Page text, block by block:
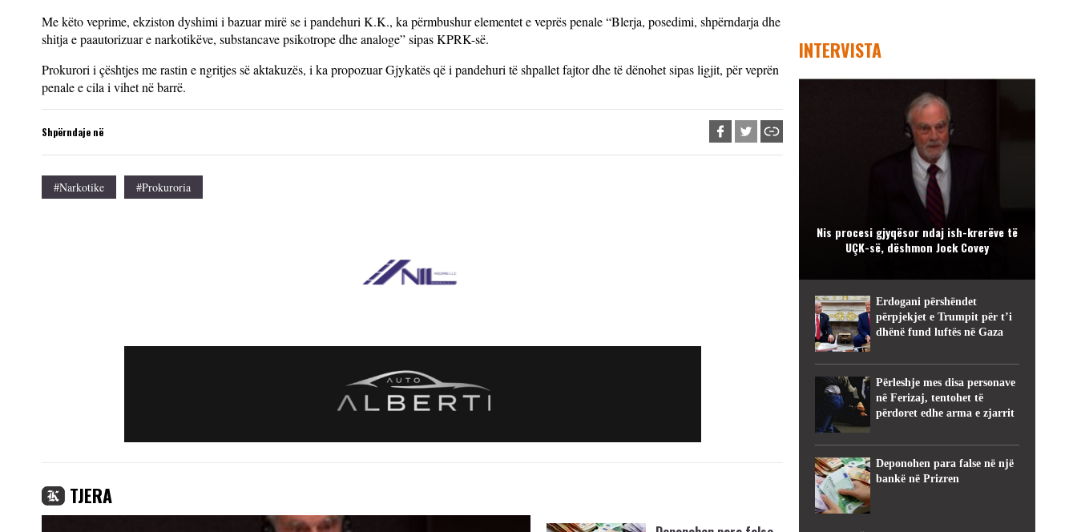
Me këto veprime, ekziston dyshimi i bazuar mirë se i pandehuri K.K., ka përmbushur elementet e veprës penale “Blerja, posedimi, shpërndarja dhe
shitja e paautorizuar e narkotikëve, substancave psikotrope dhe analoge” sipas KPRK-së.
Prokurori i çështjes me rastin e ngritjes së aktakuzës, i ka propozuar Gjykatës që i pandehuri të shpallet fajtor dhe të dënohet sipas ligjit, për veprën
penale e cila i vihet në barrë.
Shpërndaje në
#narkotike #Prokuroria
TJERA
INTERVISTA
Nis procesi gjyqësor ndaj ish-krerëve të
UÇK-së, dëshmon Jock Covey
Erdogani përshëndet
përpjekjet e Trumpit për t’i
dhënë fund luftës në Gaza
Përleshje mes disa personave
në Ferizaj, tentohet të
përdoret edhe arma e zjarrit
Deponohen para false në një
bankë në Prizren